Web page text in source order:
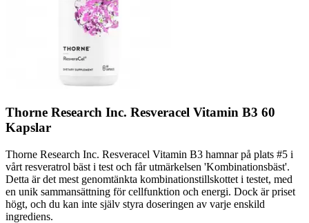
Thorne Research Inc. Resveracel Vitamin B3 60
Kapslar
Thorne Research Inc. Resveracel Vitamin B3 hamnar på plats #5 i
vårt resveratrol bäst i test och får utmärkelsen 'Kombinationsbäst'.
Detta är det mest genomtänkta kombinationstillskottet i testet, med
en unik sammansättning för cellfunktion och energi. Dock är priset
högt, och du kan inte själv styra doseringen av varje enskild
ingrediens.